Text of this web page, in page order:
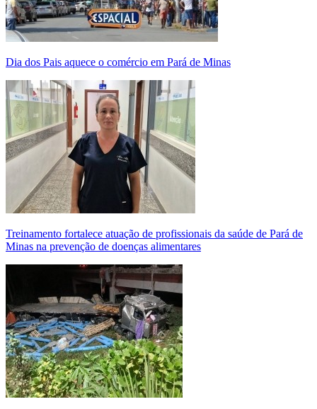
Dia dos Pais aquece o comércio em Pará de Minas
Treinamento fortalece atuação de profissionais da saúde de Pará de
Minas na prevenção de doenças alimentares